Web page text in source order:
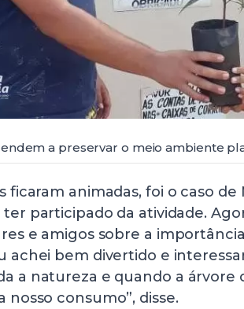
a preservar o meio ambiente
ficaram animadas, foi o caso de
participado da atividade.
e amigos sobre a
achei bem divertido e
a natureza e quando a árvore
nosso consumo”, disse.